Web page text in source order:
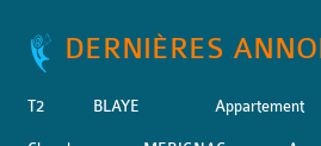
DERNIÈRES
T2 BLAYE Appartement